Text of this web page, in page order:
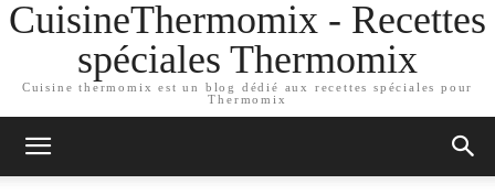
CuisineThermomix - Recettes
spéciales Thermomix
Cuisine thermomix est un blog dédié aux recettes spéciales pour
Thermomix